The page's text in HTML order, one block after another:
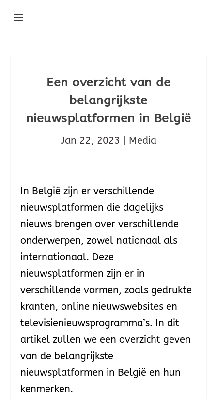
Een overzicht van de
belangrijkste
nieuwsplatformen in België
Jan 22, 2023 Media
In België zijn er verschillende
nieuwsplatformen die dagelijks
nieuws brengen over verschillende
onderwerpen, zowel nationaal als
internationaal. Deze
nieuwsplatformen zijn er in
verschillende vormen, zoals gedrukte
kranten, online nieuwswebsites en
televisienieuwsprogramma’s. In dit
artikel zullen we een overzicht geven
van de belangrijkste
nieuwsplatformen in België en hun
kenmerken.